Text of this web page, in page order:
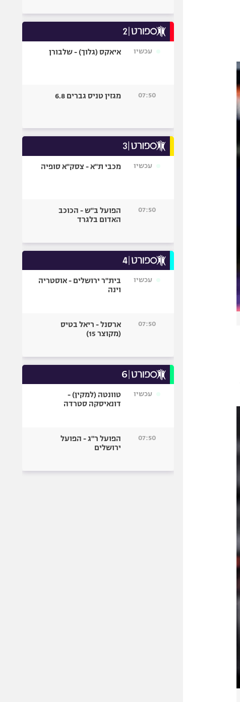
עכשיו איאקס (גלוך) - שלבורן
07:50 מגזין טניס גברים 6.8
עכשיו מכבי ת"א - צסק"א סופיה
07:50
הפועל ב"ש - הכוכב
האדום בלגרד
עכשיו
בית"ר ירושלים - אוסטריה
וינה
07:50
ארסנל - ריאל בטיס
(מקוצר 15)
עכשיו
טוונטה (למקין) -
דונאיסקה סטרדה
07:50
הפועל ר"ג - הפועל
ירושלים